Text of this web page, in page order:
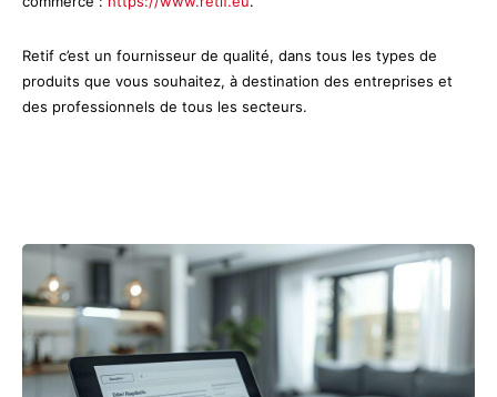
Retif c’est un fournisseur de qualité, dans tous les types de
produits que vous souhaitez, à destination des entreprises et
des professionnels de tous les secteurs.